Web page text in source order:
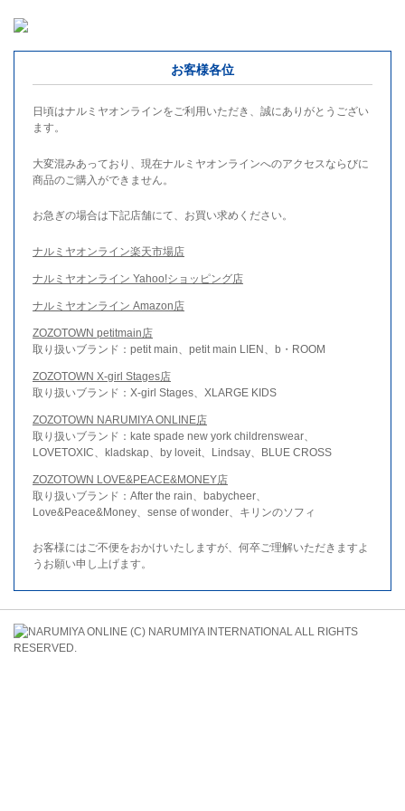
お客様各位
日頃はナルミヤオンラインをご利用いただき、誠にありがとうござい
ます。
大変混みあっており、現在ナルミヤオンラインへのアクセスならびに
商品のご購入ができません。
お急ぎの場合は下記店舗にて、お買い求めください。
ナルミヤオンライン楽天市場店
ナルミヤオンライン Yahoo!ショッピング店
ナルミヤオンライン Amazon店
ZOZOTOWN petitmain店
取り扱いブランド：petit main、petit main LIEN、b・ROOM
ZOZOTOWN X-girl Stages店
取り扱いブランド：X-girl Stages、XLARGE KIDS
ZOZOTOWN NARUMIYA ONLINE店
取り扱いブランド：kate spade new york childrenswear、
LOVETOXIC、kladskap、by loveit、Lindsay、BLUE CROSS
ZOZOTOWN LOVE&PEACE&MONEY店
取り扱いブランド：After the rain、babycheer、
Love&Peace&Money、sense of wonder、キリンのソフィ
お客様にはご不便をおかけいたしますが、何卒ご理解いただきますよ
うお願い申し上げます。